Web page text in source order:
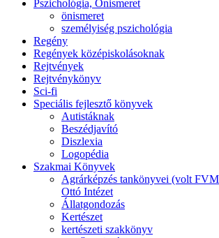
Pszichológia, Önismeret
önismeret
személyiség pszichológia
Regény
Regények középiskolásoknak
Rejtvények
Rejtvénykönyv
Sci-fi
Speciális fejlesztő könyvek
Autistáknak
Beszédjavító
Diszlexia
Logopédia
Szakmai Könyvek
Agrárképzés tankönyvei (volt
Ottó Intézet
Állatgondozás
Kertészet
kertészeti szakkönyv